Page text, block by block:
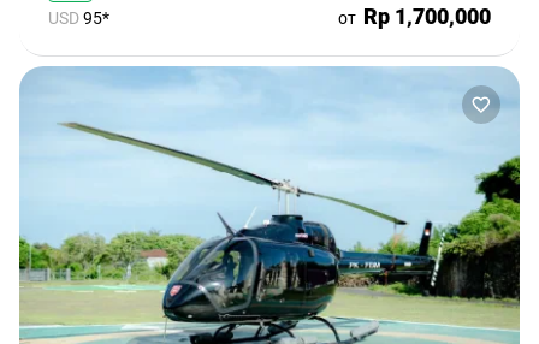
USD95* от Rp 1,700,000